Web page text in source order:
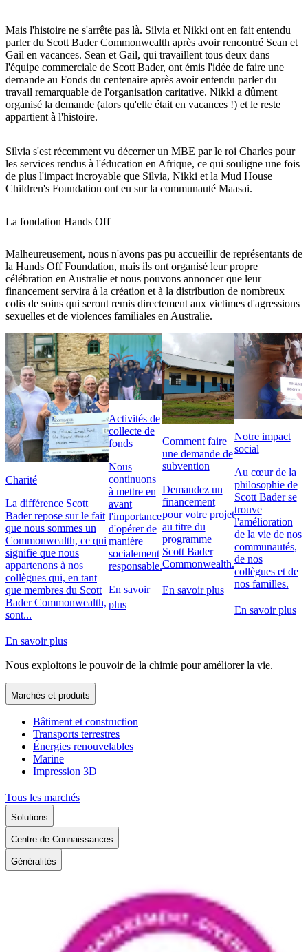
Mais l'histoire ne s'arrête pas là. Silvia et Nikki ont en fait entendu
parler du Scott Bader Commonwealth après avoir rencontré Sean et
Gail en vacances. Sean et Gail, qui travaillent tous deux dans
l'équipe commerciale de Scott Bader, ont émis l'idée de faire une
demande au Fonds du centenaire après avoir entendu parler du
travail remarquable de l'organisation caritative. Nikki a dûment
organisé la demande (alors qu'elle était en vacances !) et le reste
appartient à l'histoire.
Silvia s'est récemment vu décerner un MBE par le roi Charles pour
les services rendus à l'éducation en Afrique, ce qui souligne une fois
de plus l'impact incroyable que Silvia, Nikki et la Mud House
Children's Foundation ont eu sur la communauté Maasai.
La fondation Hands Off
Malheureusement, nous n'avons pas pu accueillir de représentants de
la Hands Off Foundation, mais ils ont organisé leur propre
célébration en Australie et nous pouvons annoncer que leur
financement servira à la création et à la distribution de nombreux
colis de soins qui seront remis directement aux victimes d'agressions
sexuelles et de violences familiales en Australie.
Charité
La différence Scott
Bader repose sur le fait
que nous sommes un
Commonwealth, ce qui
signifie que nous
appartenons à nos
collègues qui, en tant
que membres du Scott
Bader Commonwealth,
sont...
En savoir plus
Activités de
collecte de
fonds
Nous
continuons
à mettre en
avant
l'importance
d'opérer de
manière
socialement
responsable.
En savoir
plus
Comment faire
une demande de
subvention
Demandez un
financement
pour votre projet
au titre du
programme
Scott Bader
Commonwealth.
En savoir plus
Notre impact
social
Au cœur de la
philosophie de
Scott Bader se
trouve
l'amélioration
de la vie de nos
communautés,
de nos
collègues et de
nos familles.
En savoir plus
Nous exploitons le pouvoir de la chimie pour améliorer la vie.
Marchés et produits
Bâtiment et construction
Transports terrestres
Énergies renouvelables
Marine
Impression 3D
Tous les marchés
Solutions
Centre de Connaissances
Généralités